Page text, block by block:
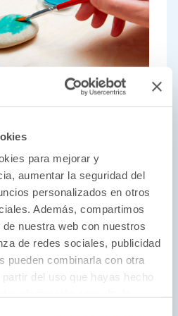
para mejorar y
aumentar la seguridad del
personalizados en otros
Además, compartimos
nuestra web con nuestros
de redes sociales, publicidad
pueden combinarla con otra
del uso que hayas hecho
1970 con el objetivo de
y niñas durante su
reír, jugar y divertirse.